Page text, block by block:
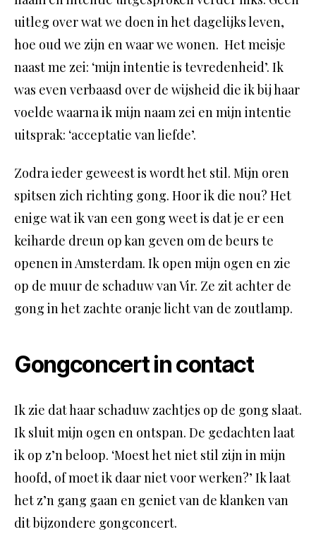
uitleg over wat we doen in het dagelijks leven,
hoe oud we zijn en waar we wonen. Het meisje
naast me zei: ‘mijn intentie is tevredenheid’. Ik
was even verbaasd over de wijsheid die ik bij haar
voelde waarna ik mijn naam zei en mijn intentie
uitsprak: ‘acceptatie van liefde’.
Zodra ieder geweest is wordt het stil. Mijn oren
spitsen zich richting gong. Hoor ik die nou? Het
enige wat ik van een gong weet is dat je er een
keiharde dreun op kan geven om de beurs te
openen in Amsterdam. Ik open mijn ogen en zie
op de muur de schaduw van Vir. Ze zit achter de
gong in het zachte oranje licht van de zoutlamp.
Gongconcert in contact
Ik zie dat haar schaduw zachtjes op de gong slaat.
Ik sluit mijn ogen en ontspan. De gedachten laat
ik op z’n beloop. ‘Moest het niet stil zijn in mijn
hoofd, of moet ik daar niet voor werken?’ Ik laat
het z’n gang gaan en geniet van de klanken van
dit bijzondere gongconcert.